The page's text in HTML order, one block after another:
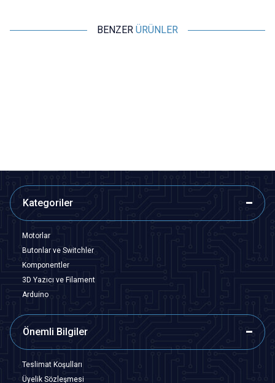
BENZER ÜRÜNLER
Kategoriler
Motorlar
Butonlar ve Switchler
Komponentler
3D Yazıcı ve Filament
Arduino
Önemli Bilgiler
Teslimat Koşulları
Üyelik Sözleşmesi